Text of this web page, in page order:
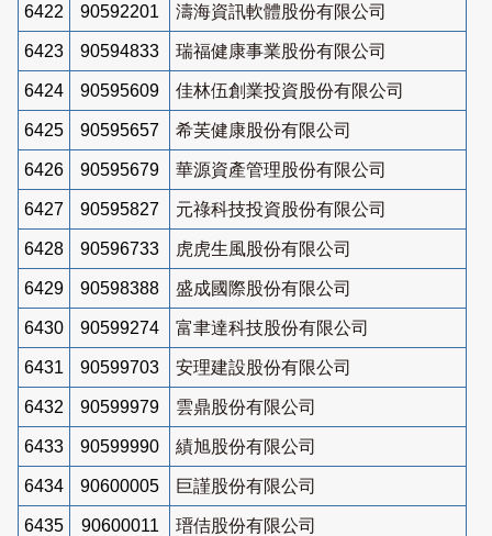
6422 90592201 濤海資訊軟體股份有限公司
6423 90594833 瑞福健康事業股份有限公司
6424 90595609 佳林伍創業投資股份有限公司
6425 90595657 希芙健康股份有限公司
6426 90595679 華源資產管理股份有限公司
6427 90595827 元祿科技投資股份有限公司
6428 90596733 虎虎生風股份有限公司
6429 90598388 盛成國際股份有限公司
6430 90599274 富聿達科技股份有限公司
6431 90599703 安理建設股份有限公司
6432 90599979 雲鼎股份有限公司
6433 90599990 績旭股份有限公司
6434 90600005 巨謹股份有限公司
6435 90600011 瑨佶股份有限公司